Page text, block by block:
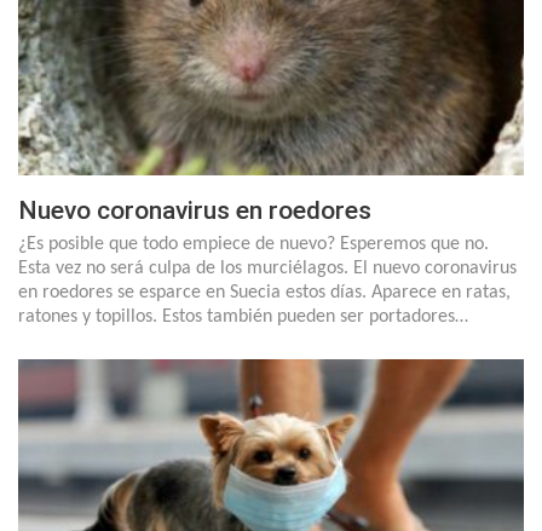
Nuevo coronavirus en roedores
¿Es posible que todo empiece de nuevo? Esperemos que no.
Esta vez no será culpa de los murciélagos. El nuevo coronavirus
en roedores se esparce en Suecia estos días. Aparece en ratas,
ratones y topillos. Estos también pueden ser portadores…